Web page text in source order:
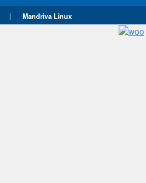
| Mandriva Linux